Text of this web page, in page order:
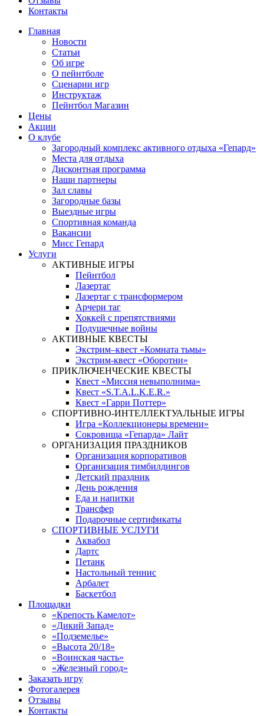
Контакты
Главная
Новости
Статьи
Об игре
О пейнтболе
Сценарии игр
Инструктаж
Пейнтбол Магазин
Цены
Акции
О клубе
Загородный комплекс активного отдыха «Гепард»
Места для отдыха
Дисконтная программа
Наши партнеры
Зал славы
Загородные базы
Выездные игры
Спортивная команда
Вакансии
Мисс Гепард
Услуги
АКТИВНЫЕ ИГРЫ
Пейнтбол
Лазертаг
Лазертаг с трансформером
Арчери таг
Хоккей с препятствиями
Подушечные войны
АКТИВНЫЕ КВЕСТЫ
Экстрим–квест «Комната тьмы»
Экстрим-квест «Оборотни»
ПРИКЛЮЧЕНЧЕСКИЕ КВЕСТЫ
Квест «Миссия невыполнима»
Квест «S.T.A.L.K.E.R.»
Квест «Гарри Поттер»
СПОРТИВНО-ИНТЕЛЛЕКТУАЛЬНЫЕ ИГРЫ
Игра «Коллекционеры времени»
Сокровища «Гепарда» Лайт
ОРГАНИЗАЦИЯ ПРАЗДНИКОВ
Организация корпоративов
Организация тимбилдингов
Детский праздник
День рождения
Еда и напитки
Трансфер
Подарочные сертификаты
СПОРТИВНЫЕ УСЛУГИ
Аквабол
Дартс
Петанк
Настольный теннис
Арбалет
Баскетбол
Площадки
«Крепость Камелот»
«Дикий Запад»
«Подземелье»
«Высота 20/18»
«Воинская часть»
«Железный город»
Заказать игру
Фотогалерея
Отзывы
Контакты